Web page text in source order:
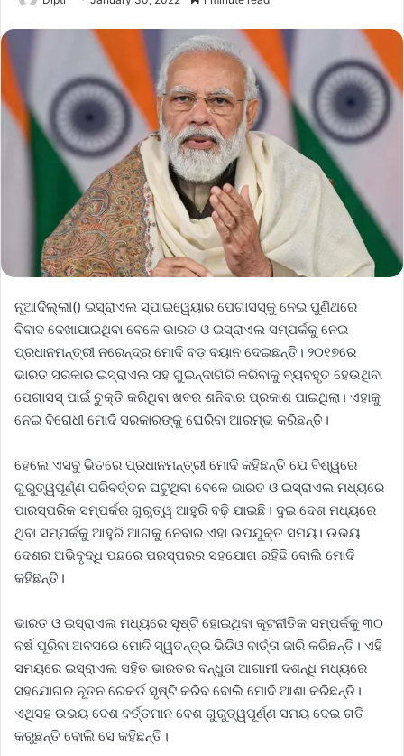
ନୂଆଦିଲ୍ଲୀ() ଇସ୍ରାଏଲ ସ୍ପାଇୱେୟାର ପେଗାସସ୍‌କୁ ନେଇ ପୁଣିଥରେ
ବିବାଦ ଦେଖାଯାଇଥିବା ବେଳେ ଭାରତ ଓ ଇସ୍ରାଏଲ ସମ୍ପର୍କକୁ ନେଇ
ପ୍ରଧାନମନ୍ତ୍ରୀ ନରେନ୍ଦ୍ର ମୋଦି ବଡ଼ ବୟାନ ଦେଇଛନ୍ତି। ୨୦୧୭ରେ
ଭାରତ ସରକାର ଇସ୍ରାଏଲ ସହ ଗୁଇନ୍ଦାଗିରି କରିବାକୁ ବ୍ୟବହୃତ ହେଉଥିବା
ପେଗାସସ୍‌ ପାଇଁ ଚୁକ୍ତି କରିଥିବା ଖବର ଶନିବାର ପ୍ରକାଶ ପାଇଥିଲା। ଏହାକୁ
ନେଇ ବିରୋଧୀ ମୋଦି ସରକାରଙ୍କୁ ଘେରିବା ଆରମ୍ଭ କରିଛନ୍ତି।
ହେଲେ ଏସବୁ ଭିତରେ ପ୍ରଧାନମନ୍ତ୍ରୀ ମୋଦି କହିଛନ୍ତି ଯେ ବିଶ୍ୱରେ
ଗୁରୁତ୍ୱପୂର୍ଣ୍ଣ ପରିବର୍ତ୍ତନ ଘଟୁଥିବା ବେଳେ ଭାରତ ଓ ଇସ୍ରାଏଲ ମଧ୍ୟରେ
ପାରସ୍ପରିକ ସମ୍ପର୍କର ଗୁରୁତ୍ୱ ଆହୁରି ବଢ଼ି ଯାଇଛି। ଦୁଇ ଦେଶ ମଧ୍ୟରେ
ଥିବା ସମ୍ପର୍କକୁ ଆହୁରି ଆଗକୁ ନେବାର ଏହା ଉପଯୁକ୍ତ ସମୟ। ଉଭୟ
ଦେଶର ଅଭିବୃଦ୍ଧି ପଛରେ ପରସ୍ପରର ସହଯୋଗ ରହିଛି ବୋଲି ମୋଦି
କହିଛନ୍ତି।
ଭାରତ ଓ ଇସ୍ରାଏଲ ମଧ୍ୟରେ ସୃଷ୍ଟି ହୋଇଥିବା କୂଟନୀତିକ ସମ୍ପର୍କକୁ ୩୦
ବର୍ଷ ପୂରିବା ଅବସରେ ମୋଦି ସ୍ୱତନ୍ତ୍ର ଭିଡିଓ ବାର୍ତ୍ତା ଜାରି କରିଛନ୍ତି। ଏହି
ସମୟରେ ଇସ୍ରାଏଲ ସହିତ ଭାରତର ବନ୍ଧୁତା ଆଗାମୀ ଦଶନ୍ଧି ମଧ୍ୟରେ
ସହଯୋଗର ନୂତନ ରେକର୍ଡ ସୃଷ୍ଟି କରିବ ବୋଲି ମୋଦି ଆଶା କରିଛନ୍ତି।
ଏଥିସହ ଉଭୟ ଦେଶ ବର୍ତ୍ତମାନ ବେଶ ଗୁରୁତ୍ୱପୂର୍ଣ୍ଣ ସମୟ ଦେଇ ଗତି
କରୁଛନ୍ତି ବୋଲି ସେ କହିଛନ୍ତି।